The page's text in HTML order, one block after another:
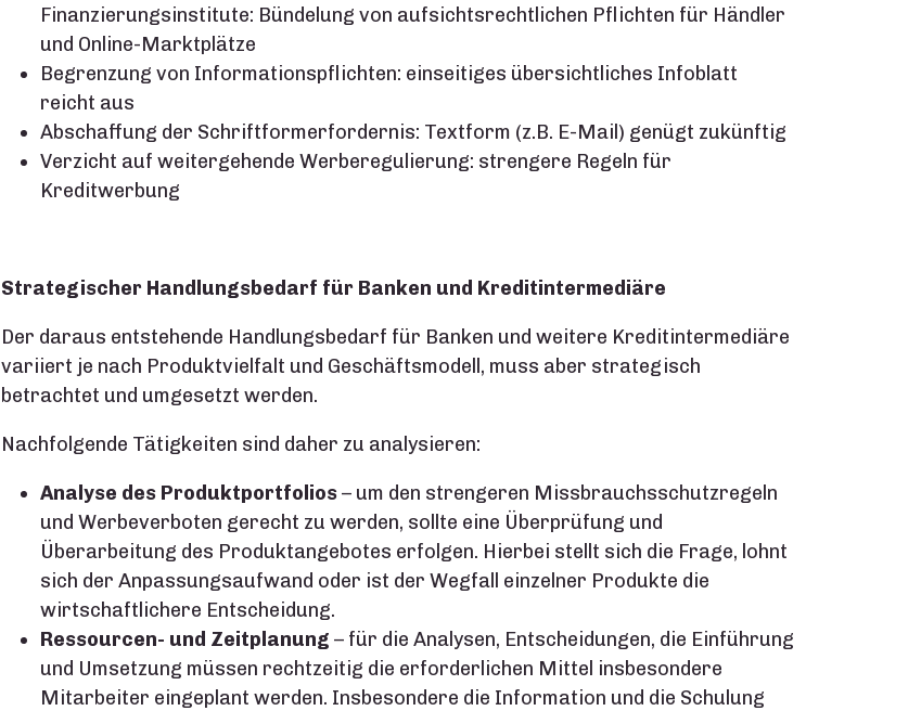
Finanzierungsinstitute: Bündelung von aufsichtsrechtlichen Pflichten für Händler
und Online-Marktplätze
Begrenzung von Informationspflichten: einseitiges übersichtliches Infoblatt
reicht aus
Abschaffung der Schriftformerfordernis: Textform (z.B. E-Mail) genügt zukünftig
Verzicht auf weitergehende Werberegulierung: strengere Regeln für
Kreditwerbung
Strategischer Handlungsbedarf für Banken und Kreditintermediäre
Der daraus entstehende Handlungsbedarf für Banken und weitere Kreditintermediäre
variiert je nach Produktvielfalt und Geschäftsmodell, muss aber strategisch
betrachtet und umgesetzt werden.
Nachfolgende Tätigkeiten sind daher zu analysieren:
Analyse des Produktportfolios– um den strengeren Missbrauchsschutzregeln
und Werbeverboten gerecht zu werden, sollte eine Überprüfung und
Überarbeitung des Produktangebotes erfolgen. Hierbei stellt sich die Frage, lohnt
sich der Anpassungsaufwand oder ist der Wegfall einzelner Produkte die
wirtschaftlichere Entscheidung.
Ressourcen- und Zeitplanung – für die Analysen, Entscheidungen, die Einführung
und Umsetzung müssen rechtzeitig die erforderlichen Mittel insbesondere
Mitarbeiter eingeplant werden. Insbesondere die Information und die Schulung